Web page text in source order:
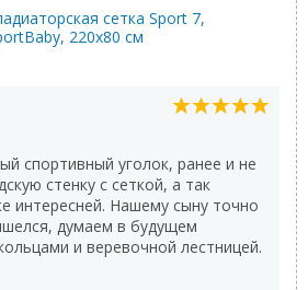
сетка Sport 7,
220х80 см
спортивный уголок, ранее и не
стенку с сеткой, а так
интересней. Нашему сыну точно
думаем в будущем
и веревочной лестницей.